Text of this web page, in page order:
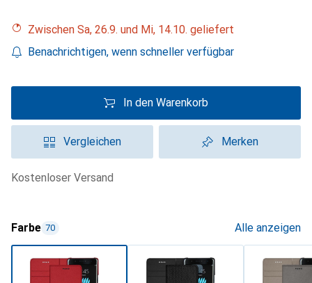
Zwischen Sa, 26.9. und Mi, 14.10. geliefert
Benachrichtigen, wenn schneller verfügbar
In den Warenkorb
Vergleichen Merken
kostenloser Versand
Farbe 70 Alle anzeigen